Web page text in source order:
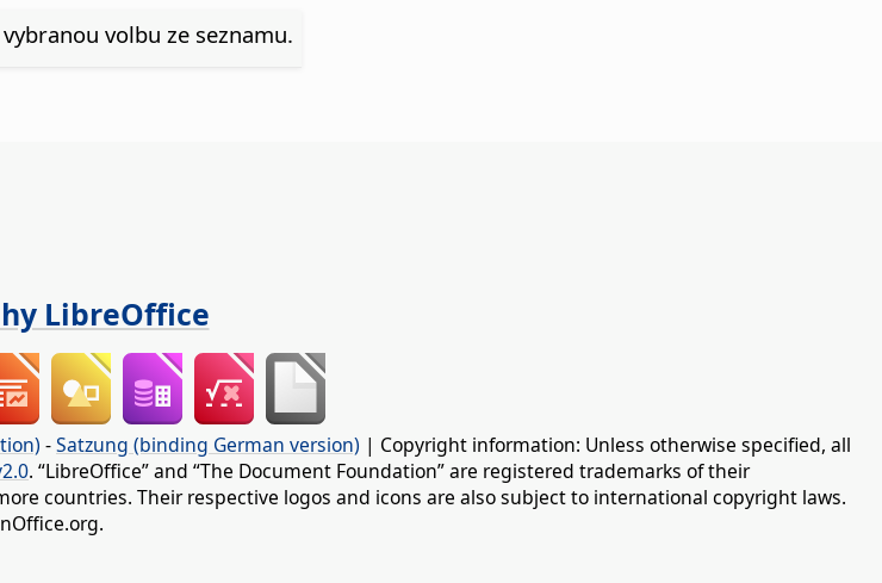
volbu ze seznamu.
LibreOffice
-Satzung (binding German version) | Copyright information: Unless otherwise specified, all
. “LibreOffice” and “The Document Foundation” are registered trademarks of their
countries. Their respective logos and icons are also subject to international copyright laws.